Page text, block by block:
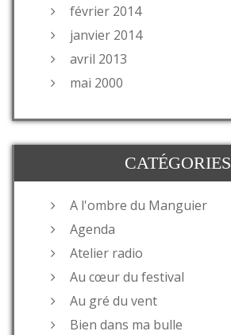
février 2014
janvier 2014
avril 2013
mai 2000
CATÉGORIES
A l'ombre du Manguier
Agenda
Atelier radio
Au cœur du festival
Au gré du vent
Bien dans ma bulle